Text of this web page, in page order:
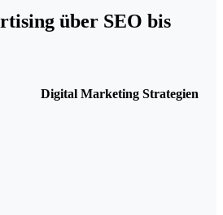
über SEO bis
Digital Marketing ​Strategien